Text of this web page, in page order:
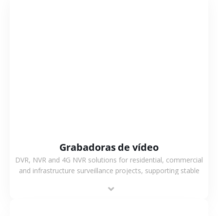
Grabadoras de vídeo
DVR, NVR and 4G NVR solutions for residential, commercial
and infrastructure surveillance projects, supporting stable